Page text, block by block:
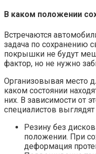
В каком положении
Встречаются
задача по сохранению
покрышки не будут
фактор, но не нужно
Организовывая место
каком состоянии
них. В зависимости от
специалистов
Резину без
положении. При
деформация